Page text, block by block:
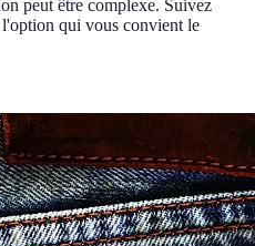
peut être complexe. Suivez
qui vous convient le